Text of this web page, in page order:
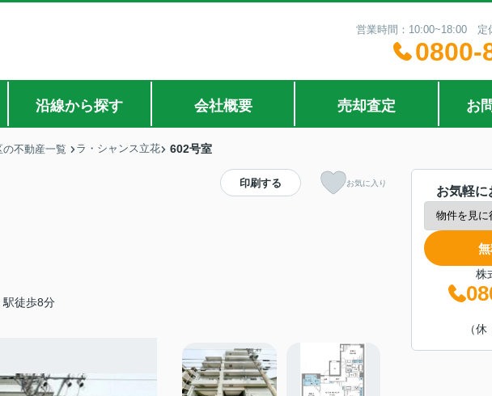
営業時間：10:00~18:00 定
0800-
沿線から探す 会社概要 売却査定 お
の不動産一覧 ラ・シャンス立花 602号室
駅徒歩8分
印刷する お気に入り
お気軽に
株
（